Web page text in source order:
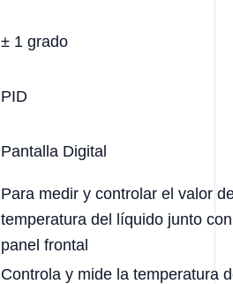
± 1 grado
PID
Pantalla Digital
Para medir y controlar el valor
temperatura del líquido junto
panel frontal
Controla y mide la temperatura